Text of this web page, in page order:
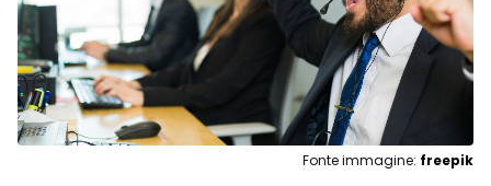
Fonte immagine: freepik